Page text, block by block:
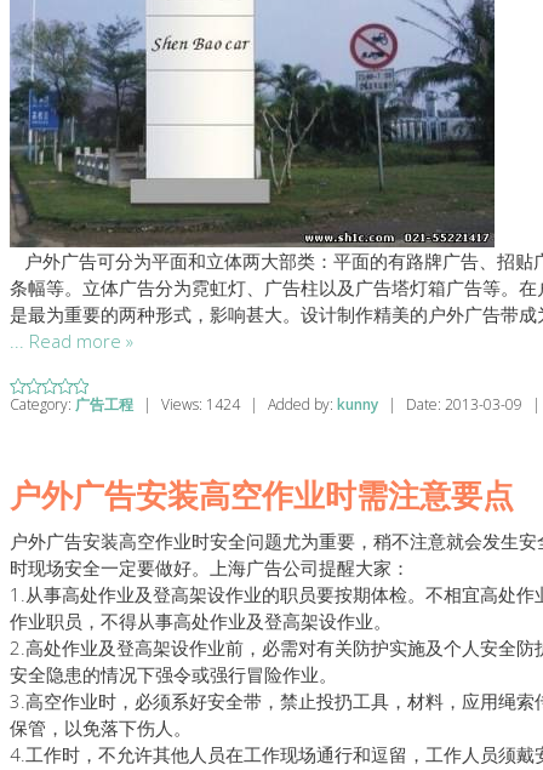
户外广告可分为平面和立体两大部类：平面的有路牌广告、招贴
条幅等。立体广告分为霓虹灯、广告柱以及广告塔灯箱广告等。
是最为重要的两种形式，影响甚大。设计制作精美的户外广告带
... Read more »
Category: 广告工程 | Views: 1424 | Added by: kunny | Date: 2013-03-09 |
户外广告安装高空作业时需注意要点
户外广告安装高空作业时安全问题尤为重要，稍不注意就会发生
时现场安全一定要做好。上海广告公司提醒大家：
1.从事高处作业及登高架设作业的职员要按期体检。不相宜高处
作业职员，不得从事高处作业及登高架设作业。
2.高处作业及登高架设作业前，必需对有关防护实施及个人安全防
安全隐患的情况下强令或强行冒险作业。
3.高空作业时，必须系好安全带，禁止投扔工具，材料，应用绳索
保管，以免落下伤人。
4.工作时，不允许其他人员在工作现场通行和逗留，工作人员须戴